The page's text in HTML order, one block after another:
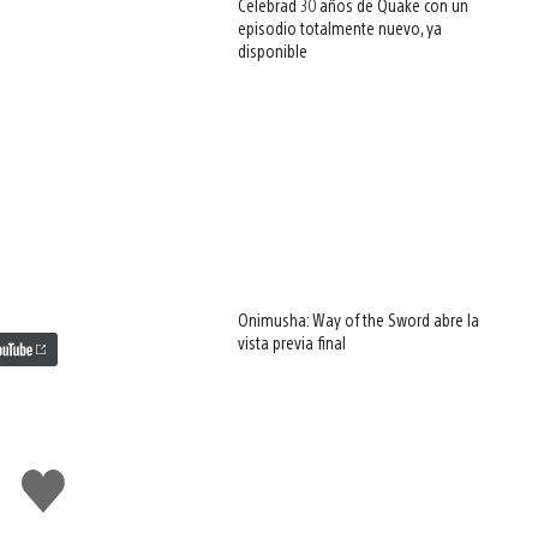
Me
gusta
esto
Celebrad 30 años de Quake con un
episodio totalmente nuevo, ya
disponible
Onimusha: Way of the Sword abre la
vista previa final